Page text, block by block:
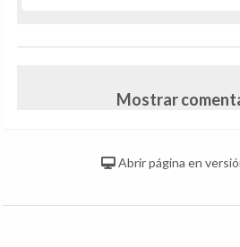
Mostrar
Abrir página en